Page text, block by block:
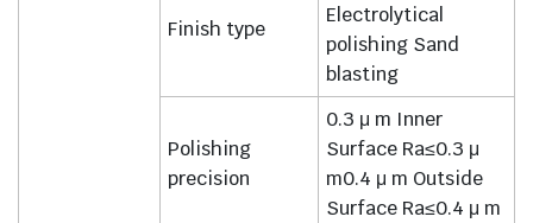
Finish type
Electrolytical
polishing Sand
blasting
Polishing
precision
0.3 μ m Inner
Surface Ra≤0.3 μ
m0.4 μ m Outside
Surface Ra≤0.4 μ m